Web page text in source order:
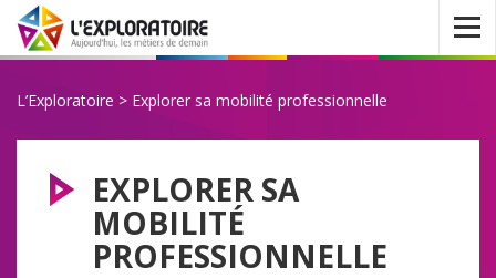
Ouvrir
le
menu
L’Exploratoire > Explorer sa mobilité professionnelle
EXPLORER SA
MOBILITÉ
PROFESSIONNELLE